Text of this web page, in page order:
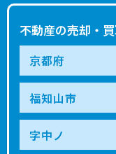
不動産の売却・